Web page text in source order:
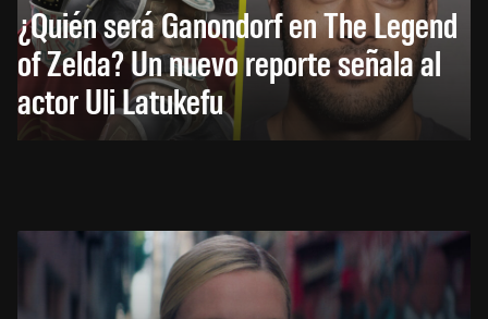
¿Quién será Ganondorf en The Legend
of Zelda? Un nuevo reporte señala al
actor Uli Latukefu